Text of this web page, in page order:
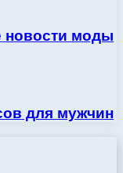
новости моды
для мужчин